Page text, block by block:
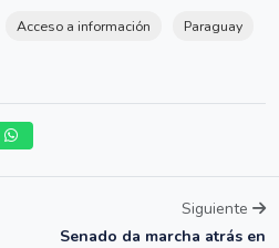
Acceso a información
Paraguay
Siguiente
Senado da marcha atrás en